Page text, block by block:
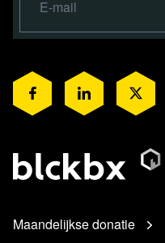
Maandelijkse donatie